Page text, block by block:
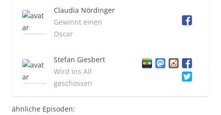
Claudia Nördinger
Gewinnt einen
Oscar
Stefan Giesbert
Wird ins All
geschossen
ähnliche Episoden: